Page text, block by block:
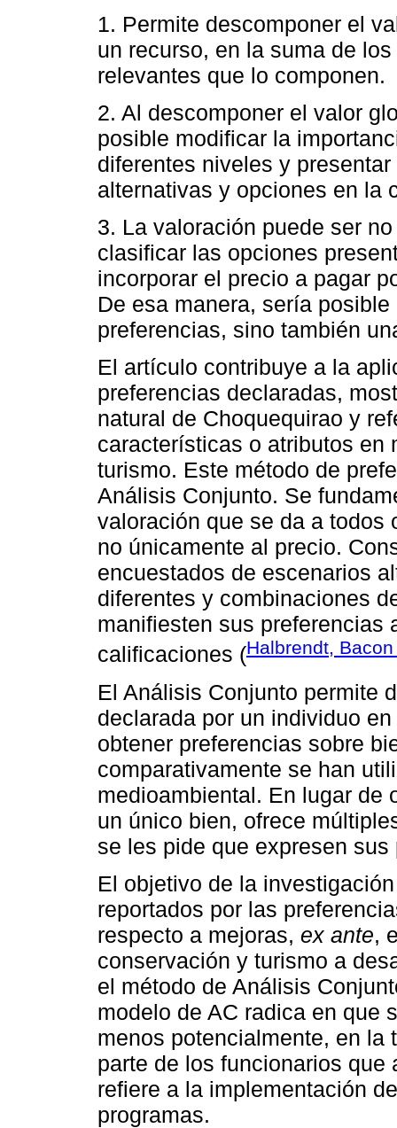
1. Permite descomponer el
un recurso, en la suma de
relevantes que lo componen.
2. Al descomponer el valor
posible modificar la
diferentes niveles y
alternativas y opciones en la
3. La valoración puede ser
clasificar las opciones
incorporar el precio a pagar
De esa manera, sería
preferencias, sino también
El artículo contribuye a la
preferencias declaradas,
natural de Choquequirao y
características o atributos en
turismo. Este método de
Análisis Conjunto. Se
valoración que se da a todos
no únicamente al precio.
encuestados de escenarios
diferentes y combinaciones
manifiesten sus preferencias
calificaciones (Halbrendt,
El Análisis Conjunto permite
declarada por un individuo
obtener preferencias sobre
comparativamente se han
medioambiental. En lugar de
un único bien, ofrece
se les pide que expresen sus
El objetivo de la
reportados por las
respecto a mejoras, ex ante,
conservación y turismo a
el método de Análisis
modelo de AC radica en que
menos potencialmente, en la
parte de los funcionarios
refiere a la implementación
programas.